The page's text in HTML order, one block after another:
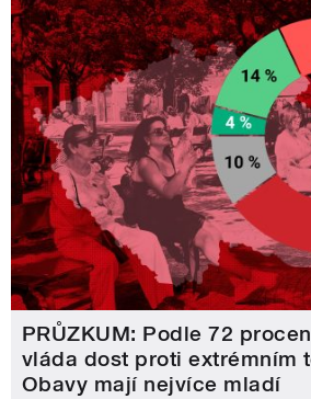
PRŮZKUM: Podle 72
vláda dost proti extrémním
Obavy mají nejvíce mladí